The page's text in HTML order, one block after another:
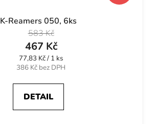
K-Reamers 050, 6ks
386 Kč bez DPH
467 Kč
583 Kč
Měrná
cena:
77,83 Kč / 1 ks
DETAIL